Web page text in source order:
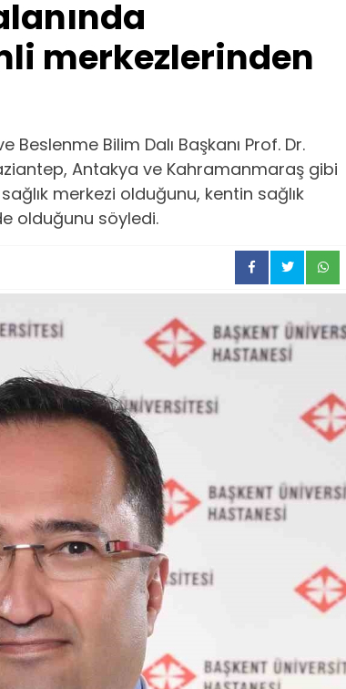
merkezlerinden
Bilim Dalı Başkanı Prof. Dr.
Antakya ve Kahramanmaraş gibi
merkezi olduğunu, kentin sağlık
olduğunu söyledi.